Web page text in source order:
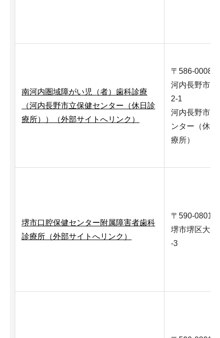
南河内圏域障がい児（者）歯科診療
（河内長野市立保健センター（休日診
療所））（外部サイトへリンク）
〒586-0008
河内長野市木
2-1
河内長野市立
ンター（休
療所）
堺市口腔保健センター附属障害者歯科
診療所（外部サイトへリンク）
〒590-0801
堺市堺区大仙
-3